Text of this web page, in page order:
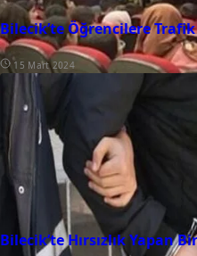
Bilecik’te Öğrencilere
15 Mart 2024
Bilecik’te Hırsızlık Yapan